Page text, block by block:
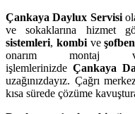
ÇankayaDaylux Servisi
ve sokaklarına hizmet
sistemleri, kombi veşofben
onarım
işlemlerinizde Çankaya
uzağınızdayız. Çağrı
kısa sürede çözüme